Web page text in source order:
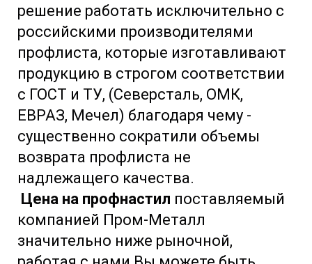
решение работать исключительно с
российскими производителями
профлиста, которые изготавливают
продукцию в строгом соответствии
с ГОСТ и ТУ, (Северсталь, ОМК,
ЕВРАЗ, Мечел) благодаря чему -
существенно сократили объемы
возврата профлиста не
надлежащего качества.
Цена на профнастил поставляемый
компанией Пром-Металл
значительно ниже рыночной,